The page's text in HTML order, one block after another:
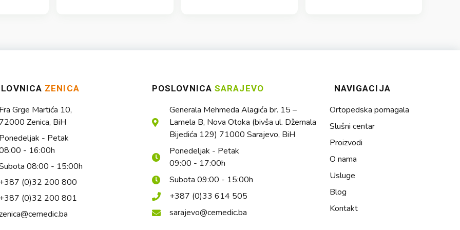
ZENICA
Grge Martića 10,
Zenica, BiH
- Petak
- 16:00h
08:00 - 15:00h
(0)32 200 800
(0)32 200 801
POSLOVNICASARAJEVO
Generala Mehmeda Alagića br. 15 –
Lamela B, Nova Otoka (bivša ul. Džemala
Bijedića 129) 71000 Sarajevo, BiH
Ponedeljak - Petak
09:00 - 17:00h
Subota 09:00 - 15:00h
+387 (0)33 614 505
sarajevo@cemedic.ba
NAVIGACIJA
Ortopedska pomagala
Slušni centar
Proizvodi
O nama
Usluge
Blog
Kontakt